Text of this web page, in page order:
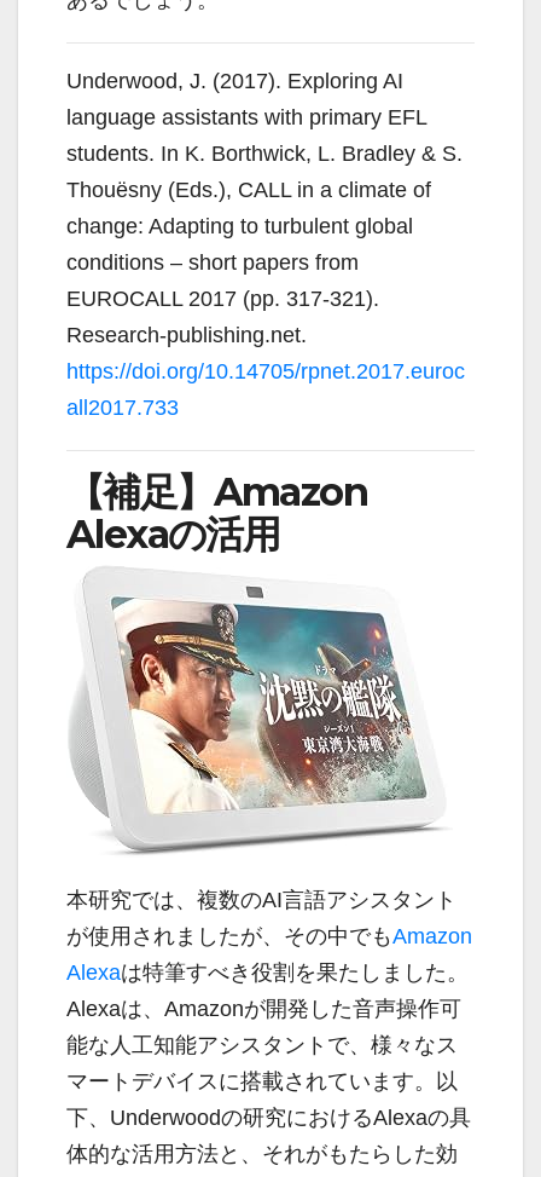
Underwood, J. (2017). Exploring AI
language assistants with primary EFL
students. In K. Borthwick, L. Bradley & S.
Thouësny (Eds.), CALL in a climate of
change: Adapting to turbulent global
conditions – short papers from
EUROCALL 2017 (pp. 317-321).
Research-publishing.net.
https://doi.org/10.14705/rpnet.2017.euroc
all2017.733
【補足】Amazon
Alexaの活用
本研究では、複数のAI言語アシスタント
が使用されましたが、その中でもAmazon
Alexaは特筆すべき役割を果たしました。
Alexaは、Amazonが開発した音声操作可
能な人工知能アシスタントで、様々なス
マートデバイスに搭載されています。以
下、Underwoodの研究におけるAlexaの具
体的な活用方法と、それがもたらした効